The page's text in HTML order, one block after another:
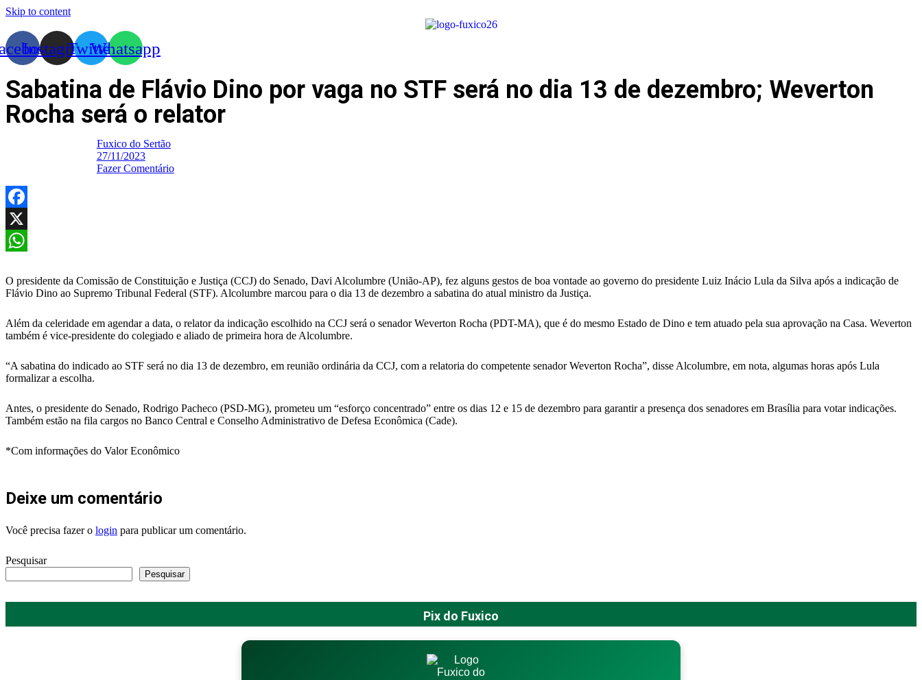
Skip to content
InstagramTwitterWhatsapp
Sabatina de Flávio Dino por vaga no STF será no dia 13 de dezembro; Weverton
Rocha será o relator
Fuxico do Sertão
27/11/2023
Fazer Comentário
Facebook
X
O presidente da Comissão de Constituição e Justiça (CCJ) do Senado, Davi Alcolumbre (União-AP), fez alguns gestos de boa vontade ao governo do presidente Luiz Inácio Lula da Silva após a indicação de
Flávio Dino ao Supremo Tribunal Federal (STF). Alcolumbre marcou para o dia 13 de dezembro a sabatina do atual ministro da Justiça.
Além da celeridade em agendar a data, o relator da indicação escolhido na CCJ será o senador Weverton Rocha (PDT-MA), que é do mesmo Estado de Dino e tem atuado pela sua aprovação na Casa. Weverton
também é vice-presidente do colegiado e aliado de primeira hora de Alcolumbre.
“A sabatina do indicado ao STF será no dia 13 de dezembro, em reunião ordinária da CCJ, com a relatoria do competente senador Weverton Rocha”, disse Alcolumbre, em nota, algumas horas após Lula
formalizar a escolha.
Antes, o presidente do Senado, Rodrigo Pacheco (PSD-MG), prometeu um “esforço concentrado” entre os dias 12 e 15 de dezembro para garantir a presença dos senadores em Brasília para votar indicações.
Também estão na fila cargos no Banco Central e Conselho Administrativo de Defesa Econômica (Cade).
*Com informações do Valor Econômico
Deixe um comentário
Você precisa fazer o login para publicar um comentário.
Pesquisar
Pesquisar
Pix do Fuxico